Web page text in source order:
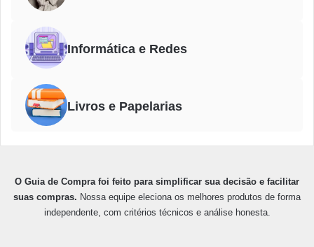
Informática e Redes
Livros e Papelarias
O Guia de Compra foi feito para simplificar sua decisão e facilitar
suas compras. Nossa equipe eleciona os melhores produtos de forma
independente, com critérios técnicos e análise honesta.